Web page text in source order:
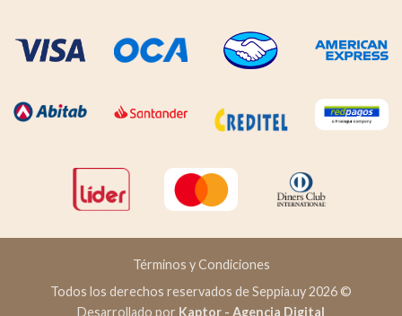
Términos y Condiciones
Todos los derechos reservados de Seppia.uy 2026 ©
Desarrollado por Kaptor - Agencia Digital